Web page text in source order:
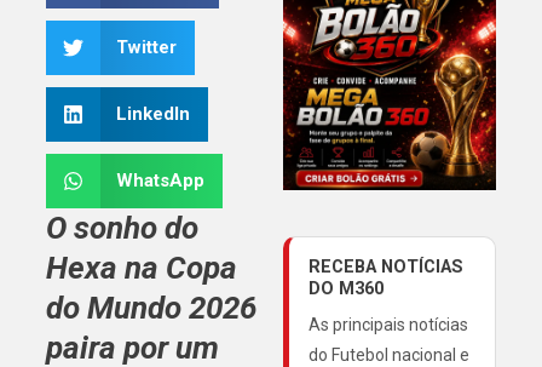
Twitter
LinkedIn
WhatsApp
O sonho do
Hexa na Copa
do Mundo 2026
paira por um
RECEBA NOTÍCIAS
DO M360
As principais notícias
do Futebol nacional e